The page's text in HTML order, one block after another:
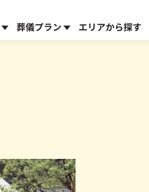
※身寄りのない方対象
葬儀プラン
オプションメニュー
エリアから探す